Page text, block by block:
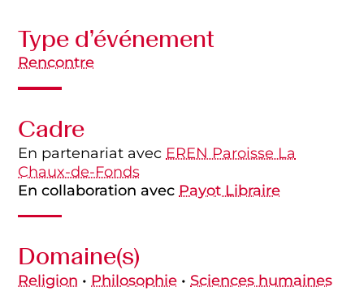
Type d’événement
Rencontre
Cadre
En partenariat avec EREN Paroisse La
Chaux-de-Fonds
En collaboration avec Payot Libraire
Domaine(s)
Religion • Philosophie •Sciences humaines